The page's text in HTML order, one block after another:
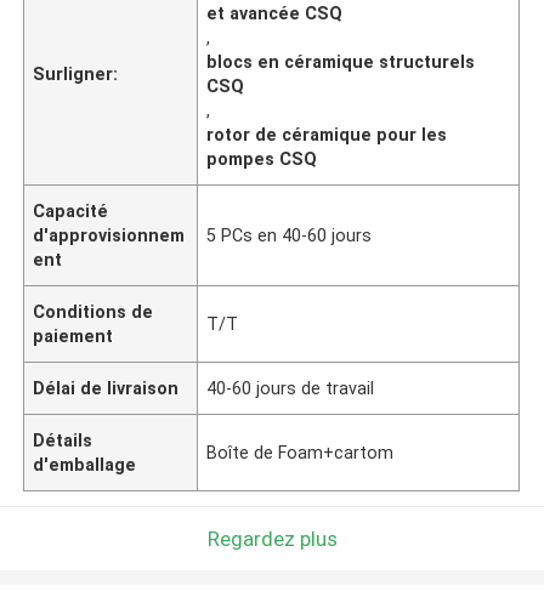
Surligner:
et avancée CSQ
,
blocs en céramique structurels
CSQ
,
rotor de céramique pour les
pompes CSQ
Capacité
d'approvisionnem
ent
5 PCs en 40-60 jours
Conditions de
paiement
T/T
Délai de livraison 40-60 jours de travail
Détails
d'emballage
Boîte de Foam+cartom
Regardez plus